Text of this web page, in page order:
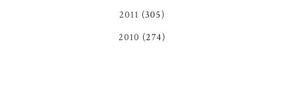
2011 (305)
2010 (274)